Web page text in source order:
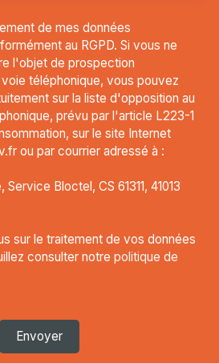
de mes données
au RGPD. Si vous ne
l'objet de prospection
téléphonique, vous pouvez
sur la liste d'opposition au
prévu par l'article L223-1
sur le site Internet
ou par courrier adressé à :
Bloctel, CS 61311, 41013
sur le traitement de vos données
consulter notre politique de
Envoyer